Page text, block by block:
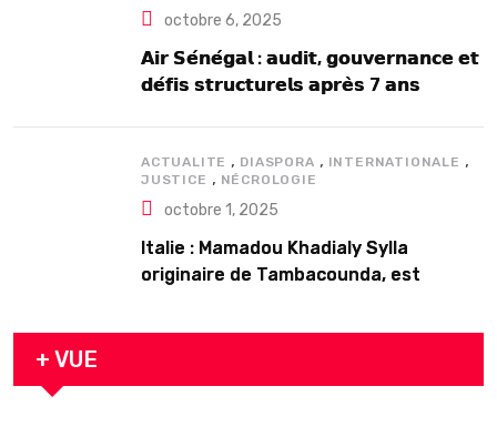
octobre 6, 2025
𝗔𝗶𝗿 𝗦𝗲́𝗻𝗲́𝗴𝗮𝗹 : 𝗮𝘂𝗱𝗶𝘁, 𝗴𝗼𝘂𝘃𝗲𝗿𝗻𝗮𝗻𝗰𝗲 𝗲𝘁
𝗱𝗲́𝗳𝗶𝘀 𝘀𝘁𝗿𝘂𝗰𝘁𝘂𝗿𝗲𝗹𝘀 𝗮𝗽𝗿𝗲̀𝘀 7 𝗮𝗻𝘀
ACTUALITE , DIASPORA , INTERNATIONALE ,
JUSTICE , NÉCROLOGIE
octobre 1, 2025
Italie : Mamadou Khadialy Sylla
originaire de Tambacounda, est
arrestation
+ VUE